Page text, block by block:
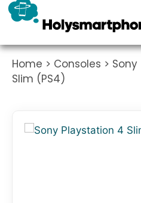
Home > Consoles > Sony
Slim (PS4)